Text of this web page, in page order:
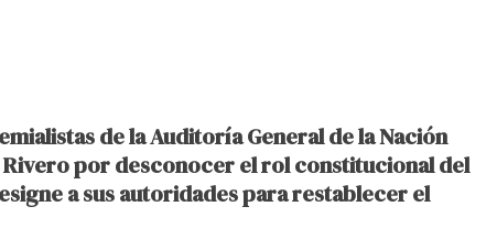
de la Auditoría General de la Nación
por desconocer el rol constitucional del
a sus autoridades para restablecer el